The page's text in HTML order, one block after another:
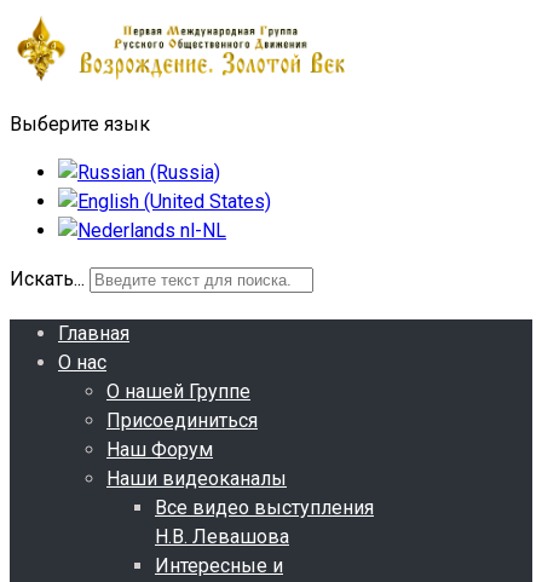
Выберите язык
Искать...
Главная
О нас
О нашей Группе
Присоединиться
Наш Форум
Наши видеоканалы
Все видео выступления
Н.В. Левашова
Интересные и